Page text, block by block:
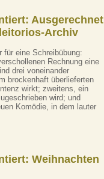
Ausgerechnet
Archiv
eine Schreibübung:
Rechnung eine
drei voneinander
brockenhaft überlieferten
wirkt; zweitens, ein
wird; und
Komödie, in dem lauter
Weihnachten